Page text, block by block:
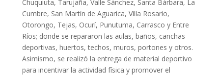
Chuquiuta, Tarujaña, Valle Sánchez, Santa Bárbara, La
Cumbre, San Martín de Aguarica, Villa Rosario,
Otorongo, Tejas, Ocurí, Punutuma, Carrasco y Entre
Ríos; donde se repararon las aulas, baños, canchas
deportivas, huertos, techos, muros, portones y otros.
Asimismo, se realizó la entrega de material deportivo
para incentivar la actividad física y promover el